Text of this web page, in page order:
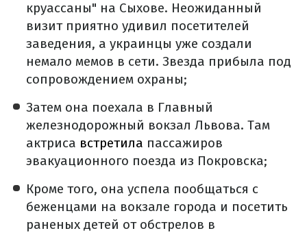
круассаны" на Сыхове. Неожиданный
визит приятно удивил посетителей
заведения, а украинцы уже создали
немало мемов в сети. Звезда прибыла под
сопровождением охраны;
Затем она поехала в Главный
железнодорожный вокзал Львова. Там
актриса встретила пассажиров
эвакуационного поезда из Покровска;
Кроме того, она успела пообщаться с
беженцами на вокзале города и посетить
раненых детей от обстрелов в